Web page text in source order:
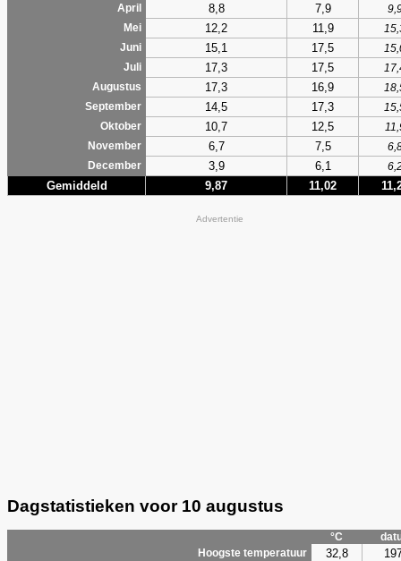
April
8,8 7,9
Mei
12,2 11,9
Juni
15,1 17,5
Juli
17,3 17,5
Augustus
17,3 16,9
September
14,5 17,3
Oktober
10,7 12,5
November
6,7 7,5
December
3,9 6,1
Gemiddeld 9,87 11,02
Advertentie
Dagstatistieken voor 10 augustus
°C
Hoogste temperatuur
32,8